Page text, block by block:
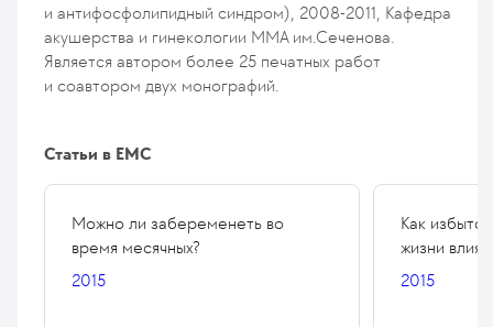
и антифосфолипидный синдром), 2008-2011, Кафедра
акушерства и гинекологии ММА им.Сеченова.
Является автором более 25 печатных работ
и соавтором двух монографий.
Статьи в ЕМС
Можно ли забеременеть во
время месячных?
2015
Как
жизни
2015